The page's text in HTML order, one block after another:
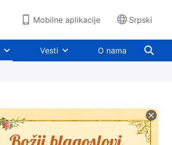
Mobilne aplikacije Srpski
Vesti O nama